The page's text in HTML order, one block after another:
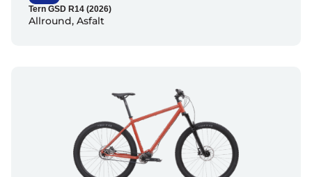
Tern GSD R14 (2026)
Allround, Asfalt